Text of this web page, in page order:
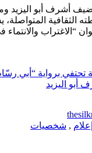
أشرف أبو اليزيد
الثقافية
“الاغتراب والانتماء
إعلام , شخصيات